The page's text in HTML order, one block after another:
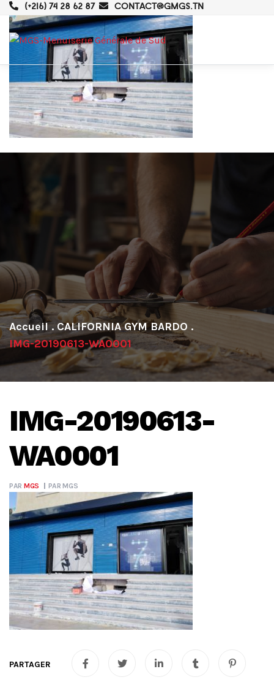
(+216) 74 28 62 87 CONTACT@GMGS.TN
. CALIFORNIA GYM BARDO .
IMG-20190613-WA0001
IMG-20190613-
WA0001
PAR MGS PARMGS